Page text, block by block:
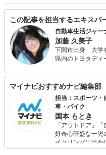
この記事を担当するエキスパ
自動車生活ジャー
加藤 久美子
下関市出身 大学
県内のトヨタディ
社。 1989年FIA 公認のクロスカントリーラリー「オースト
ラリアン・サファ
ランスの道へ。
考委員。 2000年
を推進する会を立
赤ちゃんの命を守る
『MONOQLO』
ワン、乗りものニ
どに自動車生活関
マイナビおすすめナビ編集部
担当：スポーツ・
車・バイク
国本 もとき
「アウトドア」
好奇心旺盛な一児
イクリングに出か
ます。読者の「知